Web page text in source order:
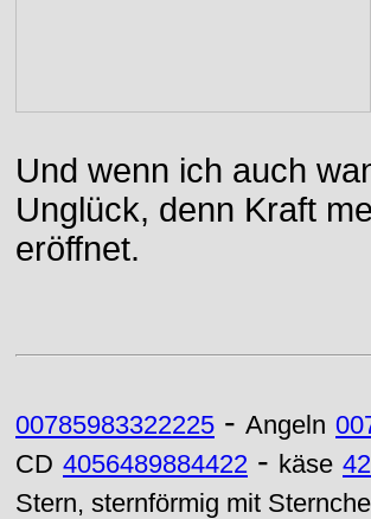
Und wenn ich auch
Unglück, denn Kraft
eröffnet.
00785983322225 - Angeln
CD 4056489884422 - käse
Stern, sternförmig mit